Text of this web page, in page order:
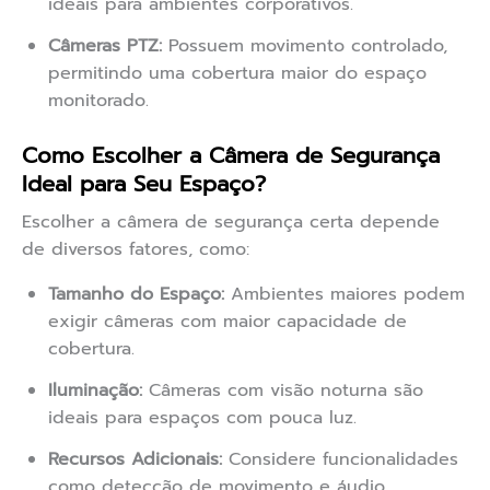
Câmeras PTZ: Possuem movimento controlado,
permitindo uma cobertura maior do espaço
monitorado.
Como Escolher a Câmera de Segurança
Ideal para Seu Espaço?
Escolher a câmera de segurança certa depende
de diversos fatores, como:
Tamanho do Espaço: Ambientes maiores podem
exigir câmeras com maior capacidade de
cobertura.
Iluminação: Câmeras com visão noturna são
ideais para espaços com pouca luz.
Recursos Adicionais: Considere funcionalidades